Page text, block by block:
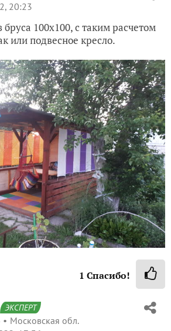
20:23
бруса 100х100, с таким расчетом
или подвесное кресло.
1 Спасибо!
ЭКСПЕРТ
Московская обл.